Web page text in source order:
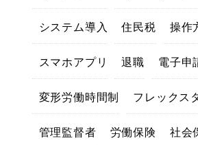
システム導入 住民税 操作
スマホアプリ 退職 電子申
変形労働時間制 フレックス
管理監督者 労働保険 社会